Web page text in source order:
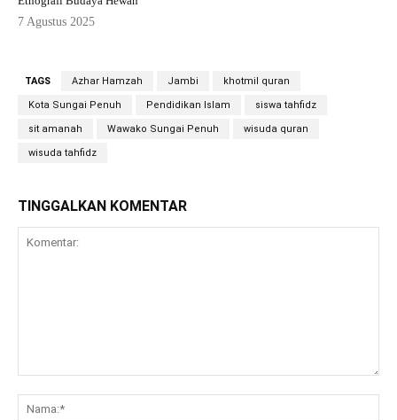
7 Agustus 2025
TAGS Azhar Hamzah Jambi khotmil quran
Kota Sungai Penuh Pendidikan Islam siswa tahfidz
sit amanah Wawako Sungai Penuh wisuda quran
wisuda tahfidz
TINGGALKAN KOMENTAR